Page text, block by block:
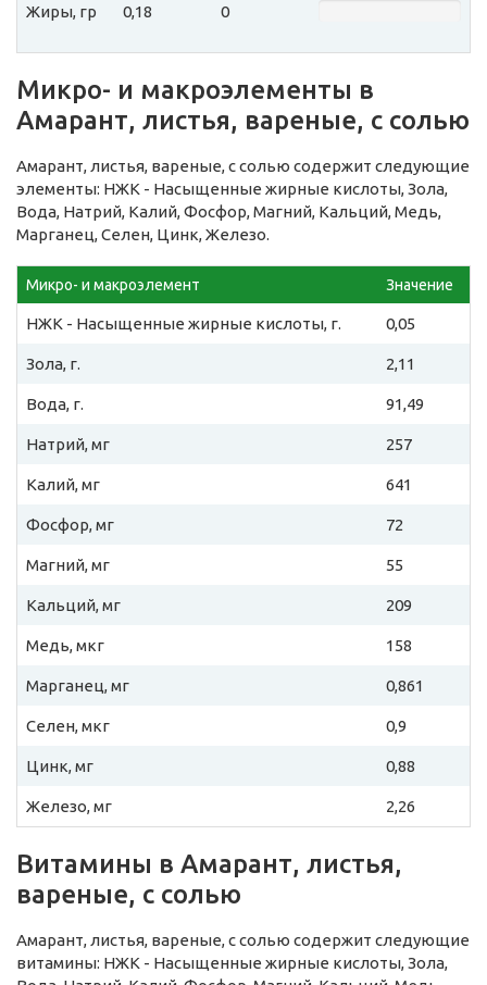
Жиры, гр 0,18 0
Микро- и макроэлементы в
Амарант, листья, вареные, с солью
Амарант, листья, вареные, с солью содержит следующие
элементы: НЖК - Насыщенные жирные кислоты, Зола,
Вода, Натрий, Калий, Фосфор, Магний, Кальций, Медь,
Марганец, Селен, Цинк, Железо.
Микро- и макроэлемент Значение
НЖК - Насыщенные жирные кислоты, г. 0,05
Зола, г. 2,11
Вода, г. 91,49
Натрий, мг 257
Калий, мг 641
Фосфор, мг 72
Магний, мг 55
Кальций, мг 209
Медь, мкг 158
Марганец, мг 0,861
Селен, мкг 0,9
Цинк, мг 0,88
Железо, мг 2,26
Витамины в Амарант, листья,
вареные, с солью
Амарант, листья, вареные, с солью содержит следующие
витамины: НЖК - Насыщенные жирные кислоты, Зола,